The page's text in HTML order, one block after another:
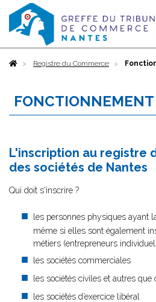
AccueilRegistre du Commerce
FONCTIONNEMENT
L'inscription au registre
des sociétés de Nantes
Qui doit s'inscrire ?
les personnes physiques ayant
même si elles sont également
métiers (entrepreneurs
les sociétés commerciales
les sociétés civiles et autres
les sociétés d’exercice libéral